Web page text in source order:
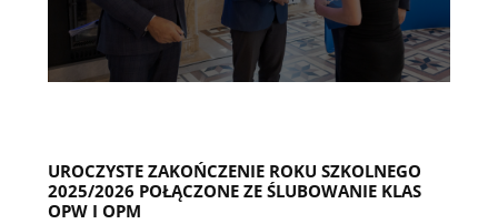
UROCZYSTE ZAKOŃCZENIE ROKU SZKOLNEGO
2025/2026 POŁĄCZONE ZE ŚLUBOWANIE KLAS
OPW I OPM